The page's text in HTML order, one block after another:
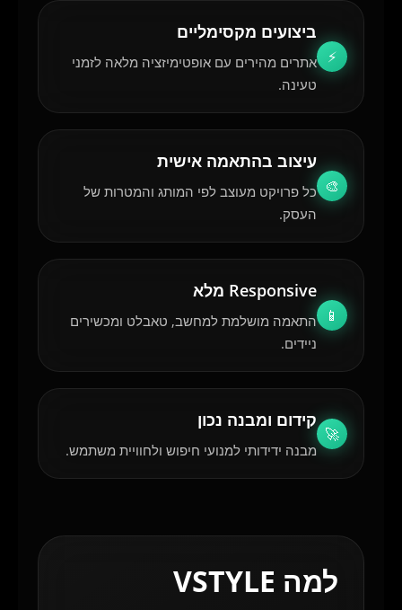
⚡
ביצועים מקסימליים
אתרים מהירים עם אופטימיזציה מלאה לזמני
טעינה.
🎨
עיצוב בהתאמה אישית
כל פרויקט מעוצב לפי המותג והמטרות של
העסק.
📱
Responsive מלא
התאמה מושלמת למחשב, טאבלט ומכשירים
ניידים.
🚀
קידום ומבנה נכון
מבנה ידידותי למנועי חיפוש ולחוויית משתמש.
למה VSTYLE